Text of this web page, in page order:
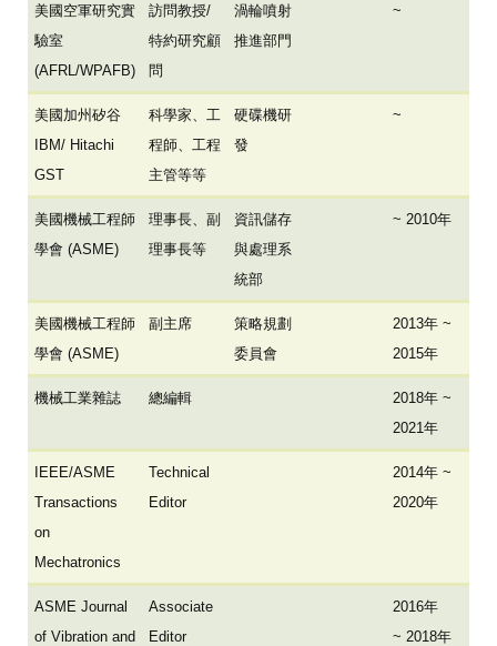
美國空軍研究實
驗室
(AFRL/WPAFB)
訪問教授/
特約研究顧
問
渦輪噴射
推進部門
~
美國加州矽谷
IBM/ Hitachi
GST
科學家、工
程師、工程
主管等等
硬碟機研
發
~
美國機械工程師
學會 (ASME)
理事長、副
理事長等
資訊儲存
與處理系
統部
~ 2010年
美國機械工程師
學會 (ASME)
副主席
策略規劃
委員會
2013年 ~
2015年
機械工業雜誌 總編輯
2018年 ~
2021年
IEEE/ASME
Transactions
on
Mechatronics
Technical
Editor
2014年 ~
2020年
ASME Journal
of Vibration and
Associate
Editor
2016年
~ 2018年